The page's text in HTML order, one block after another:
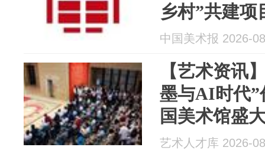
乡村”共建项
中国美术报 2026-
【艺术资讯
墨与AI时代”
国美术馆盛
艺术人才库 2026-